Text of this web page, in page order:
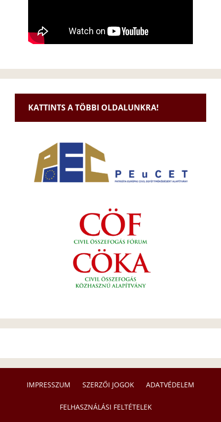
KATTINTS A TÖBBI OLDALUNKRA!
IMPRESSZUM SZERZŐI JOGOK ADATVÉDELEM
FELHASZNÁLÁSI FELTÉTELEK